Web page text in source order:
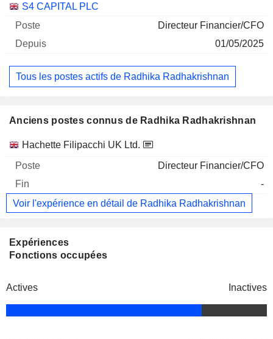
Sociétés Poste Début
S4 CAPITAL PLC
Directeur Financier/CFO
01/05/2025
Tous les postes actifs de Radhika Radhakrishnan
Anciens postes connus de Radhika Radhakrishnan
Sociétés Poste Fin
Hachette Filipacchi UK Ltd.
Directeur Financier/CFO
-
Voir l'expérience en détail de Radhika Radhakrishnan
Expériences
Fonctions occupées
Actives Inactives